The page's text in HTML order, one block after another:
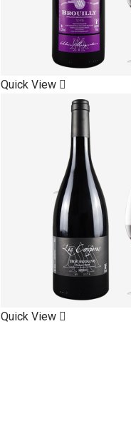
Quick View
Quick View